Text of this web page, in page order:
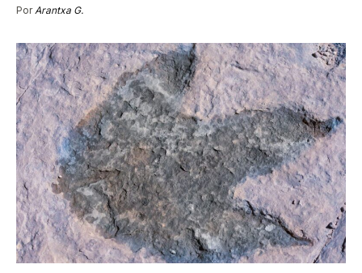
Por Arantxa G.